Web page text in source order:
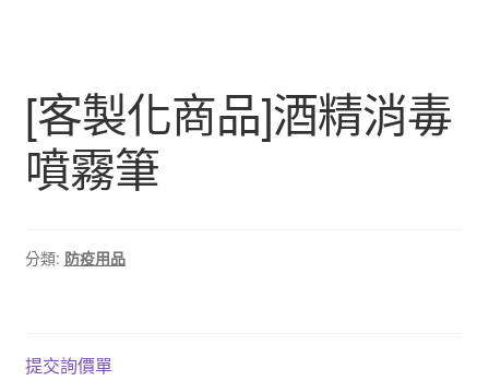
[客製化商品]酒精消毒
噴霧筆
分類: 防疫用品
提交詢價單